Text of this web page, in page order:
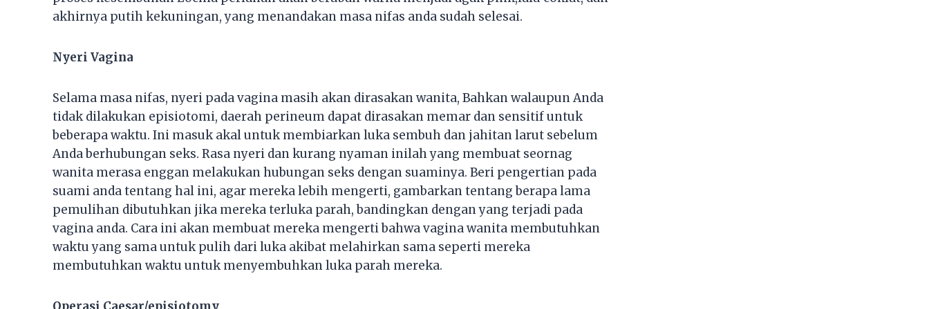
akhirnya putih kekuningan, yang menandakan masa nifas anda sudah selesai.
Nyeri Vagina
Selama masa nifas, nyeri pada vagina masih akan dirasakan wanita, Bahkan walaupun Anda
tidak dilakukan episiotomi, daerah perineum dapat dirasakan memar dan sensitif untuk
beberapa waktu. Ini masuk akal untuk membiarkan luka sembuh dan jahitan larut sebelum
Anda berhubungan seks. Rasa nyeri dan kurang nyaman inilah yang membuat seornag
wanita merasa enggan melakukan hubungan seks dengan suaminya. Beri pengertian pada
suami anda tentang hal ini, agar mereka lebih mengerti, gambarkan tentang berapa lama
pemulihan dibutuhkan jika mereka terluka parah, bandingkan dengan yang terjadi pada
vagina anda. Cara ini akan membuat mereka mengerti bahwa vagina wanita membutuhkan
waktu yang sama untuk pulih dari luka akibat melahirkan sama seperti mereka
membutuhkan waktu untuk menyembuhkan luka parah mereka.